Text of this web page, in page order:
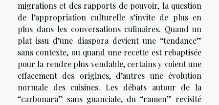
migrations et des rapports de pouvoir, la question
de l’appropriation culturelle s’invite de plus en
plus dans les conversations culinaires. Quand un
plat issu d’une diaspora devient une “tendance”
sans contexte, ou quand une recette est rebaptisée
pour la rendre plus vendable, certains y voient une
effacement des origines, d’autres une évolution
normale des cuisines. Les débats autour de la
“carbonara” sans guanciale, du “ramen” revisité